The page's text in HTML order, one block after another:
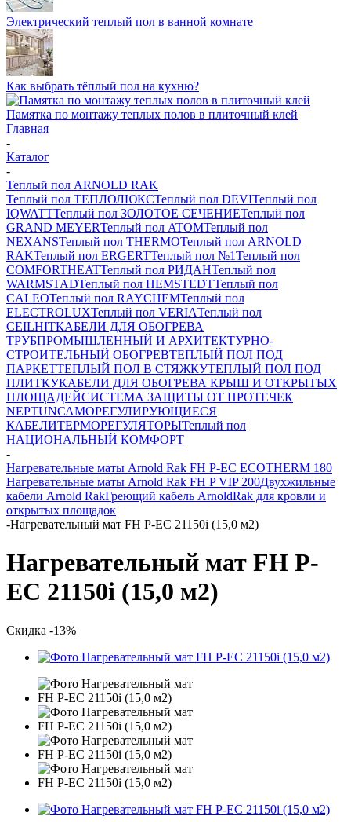
Электрический теплый пол в ванной комнате
Как выбрать тёплый пол на кухню?
Памятка по монтажу теплых полов в плиточный клей
Главная
-
Каталог
-
Теплый пол ARNOLD RAK
Теплый пол ТЕПЛОЛЮКСТеплый пол DEVIТеплый пол
IQWATTТеплый пол ЗОЛОТОЕ СЕЧЕНИЕТеплый пол
GRAND MEYERТеплый пол ATOMТеплый пол
NEXANSТеплый пол THERMOТеплый пол ARNOLD
RAKТеплый пол ERGERTТеплый пол №1Теплый пол
COMFORTHEATТеплый пол РИДАНТеплый пол
WARMSTADТеплый пол HEMSTEDTТеплый пол
CALEOТеплый пол RAYCHEMТеплый пол
ELECTROLUXТеплый пол VERIAТеплый пол
CEILHITКАБЕЛИ ДЛЯ ОБОГРЕВА
ТРУБПРОМЫШЛЕННЫЙ И АРХИТЕКТУРНО-
СТРОИТЕЛЬНЫЙ ОБОГРЕВТЕПЛЫЙ ПОЛ ПОД
ПАРКЕТТЕПЛЫЙ ПОЛ В СТЯЖКУТЕПЛЫЙ ПОЛ ПОД
ПЛИТКУКАБЕЛИ ДЛЯ ОБОГРЕВА КРЫШ И ОТКРЫТЫХ
ПЛОЩАДЕЙСИСТЕМА ЗАЩИТЫ ОТ ПРОТЕЧЕК
NEPTUNСАМОРЕГУЛИРУЮЩИЕСЯ
КАБЕЛИТЕРМОРЕГУЛЯТОРЫТеплый пол
НАЦИОНАЛЬНЫЙ КОМФОРТ
-
Нагревательные маты Arnold Rak FH P-EC ECOTHERM 180
Нагревательные маты Arnold Rak FH P VIP 200Двухжильные
кабели Arnold RakГреющий кабель ArnoldRak для кровли и
открытых площадок
-Нагревательный мат FH P-EC 21150i (15,0 м2)
Нагревательный мат FH P-
EC 21150i (15,0 м2)
Скидка -13%